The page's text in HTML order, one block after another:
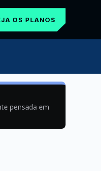
OS PLANOS
pensada em